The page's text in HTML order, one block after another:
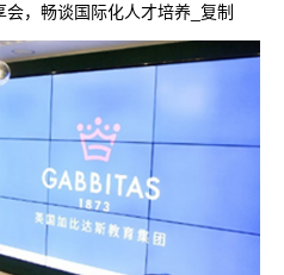
，畅谈国际化人才培养_复制